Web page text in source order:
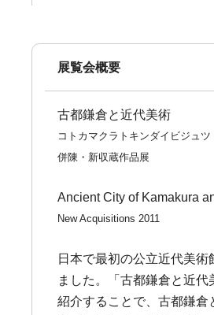
展覧会概要
古都鎌倉と近代美術
コトカマクラトキンダイビジュツ
併陳・新収蔵作品展
Ancient City of Kamakura
New Acquisitions 2011
日本で最初の公立近代美
ました。「古都鎌倉と近
紹介することで、古都鎌